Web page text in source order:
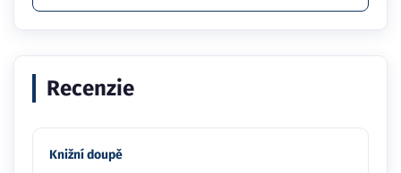
Recenzie
Knižní doupě